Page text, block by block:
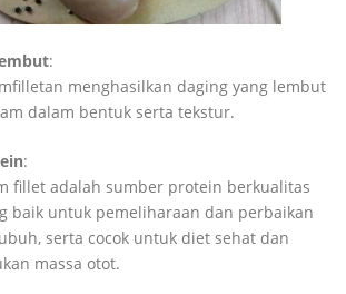
:
menghasilkan daging yang lembut
dalam bentuk serta tekstur.
:
fillet adalah sumber protein berkualitas
baik untuk pemeliharaan dan perbaikan
serta cocok untuk diet sehat dan
massa otot.